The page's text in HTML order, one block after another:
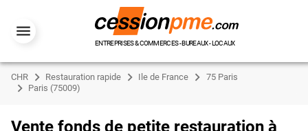
ENTREPRISES & COMMERCES - BUREAUX - LOCAUX
CHR Restauration rapide Ile de France
75 Paris
Paris (75009)
Vente fonds de petite restauration à